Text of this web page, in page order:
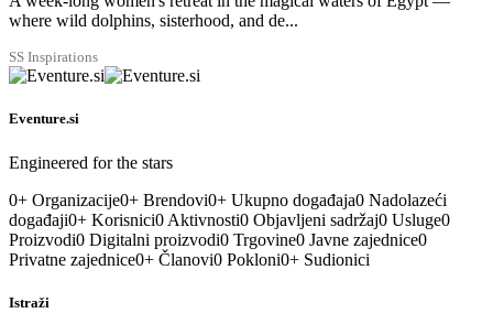
where wild dolphins, sisterhood, and de...
SS Inspirations
Eventure.si
Engineered for the stars
0+ Organizacije0+ Brendovi0+ Ukupno događaja0 Nadolazeći
događaji0+ Korisnici0 Aktivnosti0 Objavljeni sadržaj0 Usluge0
Proizvodi0 Digitalni proizvodi0 Trgovine0 Javne zajednice0
Privatne zajednice0+ Članovi0 Pokloni0+ Sudionici
Istraži